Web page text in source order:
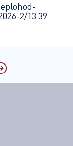
2/13:39